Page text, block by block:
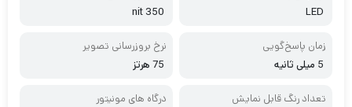
در حالت خاموش 0 وات
LED
350 nit
زمان پاسخ‌گویی
5 میلی ثانیه
نرخ بروزرسانی تصویر
75 هرتز
تعداد رنگ قابل نمایش
درگاه های مونیتور